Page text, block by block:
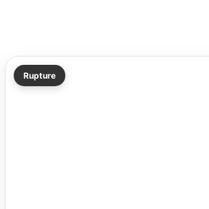
Rupture